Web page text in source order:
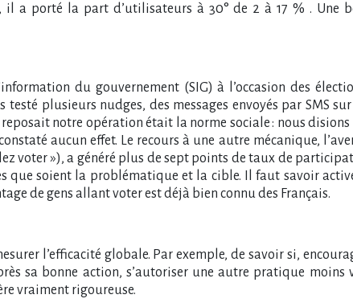
il a porté la part d’utilisateurs à 30° de 2 à 17 % .
du gouvernement (SIG) à l’occasion des
plusieurs nudges, des messages envoyés par SMS
notre opération était la norme sociale : nous
aucun effet. Le recours à une autre mécanique,
voter »), a généré plus de sept points de taux de
soient la problématique et la cible. Il faut savoir
de gens allant voter est déjà bien connu des Français.
l’efficacité globale. Par exemple, de savoir si,
sa bonne action, s’autoriser une autre pratique
vraiment rigoureuse.